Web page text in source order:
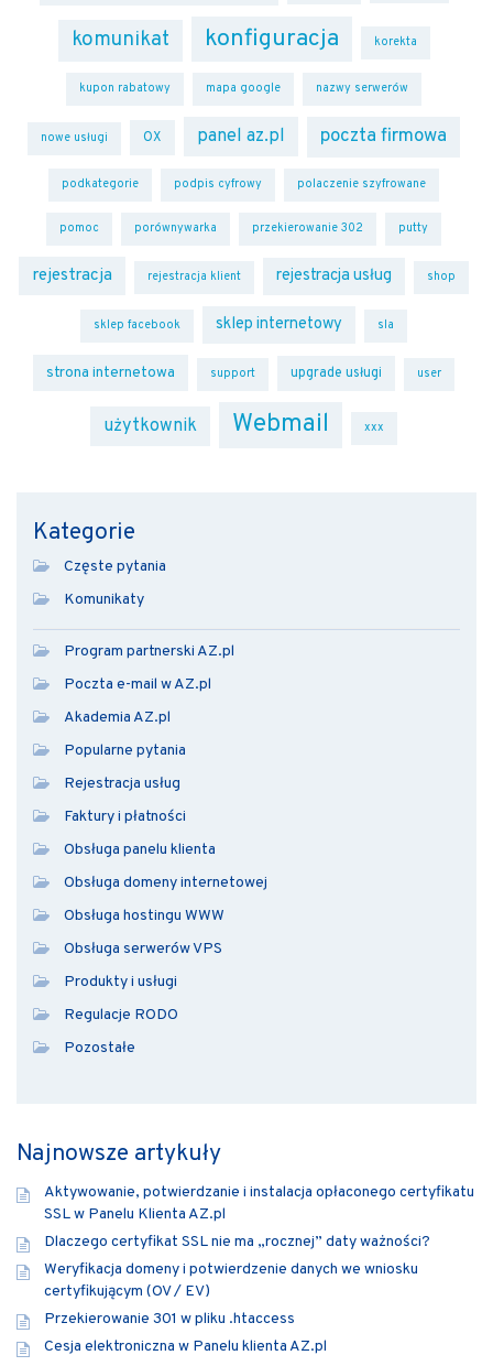
komunikat konfiguracja korekta
kupon rabatowy mapa google nazwy serwerów
nowe usługi OX panel az.pl poczta firmowa
podkategorie podpis cyfrowy polaczenie szyfrowane
pomoc porównywarka przekierowanie 302 putty
rejestracja rejestracja klient rejestracja usług shop
sklep facebook sklep internetowy sla
strona internetowa support upgrade usługi user
użytkownik Webmail xxx
Kategorie
Częste pytania
Komunikaty
Program partnerski AZ.pl
Poczta e-mail w AZ.pl
Akademia AZ.pl
Popularne pytania
Rejestracja usług
Faktury i płatności
Obsługa panelu klienta
Obsługa domeny internetowej
Obsługa hostingu WWW
Obsługa serwerów VPS
Produkty i usługi
Regulacje RODO
Pozostałe
Najnowsze artykuły
Aktywowanie, potwierdzanie i instalacja opłaconego certyfikatu
SSL w Panelu Klienta AZ.pl
Dlaczego certyfikat SSL nie ma „rocznej” daty ważności?
Weryfikacja domeny i potwierdzenie danych we wniosku
certyfikującym (OV / EV)
Przekierowanie 301 w pliku .htaccess
Cesja elektroniczna w Panelu klienta AZ.pl